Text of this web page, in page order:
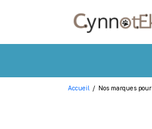
Accueil / Nos marques